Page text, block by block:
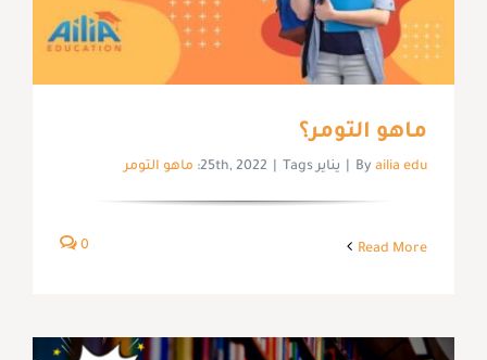
ماهو التومر؟
Byailia edu يناير 25th, 2022 Tags: ماهو التومر
Read More
0